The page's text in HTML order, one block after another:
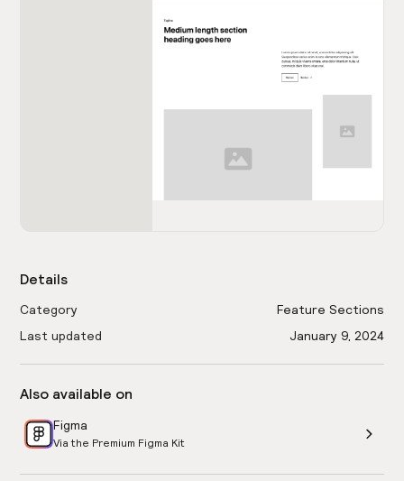
Details
Category
Feature Sections
Last updated
January 9, 2024
Also available on
Figma
Via the Premium Figma Kit